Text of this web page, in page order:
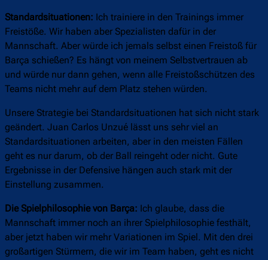
Standardsituationen: Ich trainiere in den Trainings immer
Freistöße. Wir haben aber Spezialisten dafür in der
Mannschaft. Aber würde ich jemals selbst einen Freistoß für
Barça schießen? Es hängt von meinem Selbstvertrauen ab
und würde nur dann gehen, wenn alle Freistoßschützen des
Teams nicht mehr auf dem Platz stehen würden.
Unsere Strategie bei Standardsituationen hat sich nicht stark
geändert. Juan Carlos Unzué lässt uns sehr viel an
Standardsituationen arbeiten, aber in den meisten Fällen
geht es nur darum, ob der Ball reingeht oder nicht. Gute
Ergebnisse in der Defensive hängen auch stark mit der
Einstellung zusammen.
Die Spielphilosophie von Barça: Ich glaube, dass die
Mannschaft immer noch an ihrer Spielphilosophie festhält,
aber jetzt haben wir mehr Variationen im Spiel. Mit den drei
großartigen Stürmern, die wir im Team haben, geht es nicht